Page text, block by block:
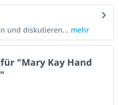
und diskutieren... mehr
"Mary Kay Hand